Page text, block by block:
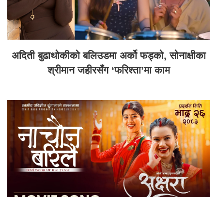
अदिती बुढाथोकीको बलिउडमा अर्को फड्को, सोनाक्षीका
श्रीमान जहीरसँग ‘फरिश्ता’मा काम